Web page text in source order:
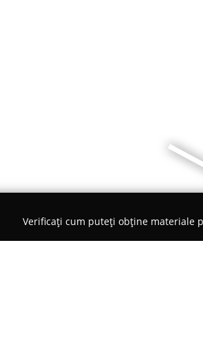
Verificați cum puteți obține materiale